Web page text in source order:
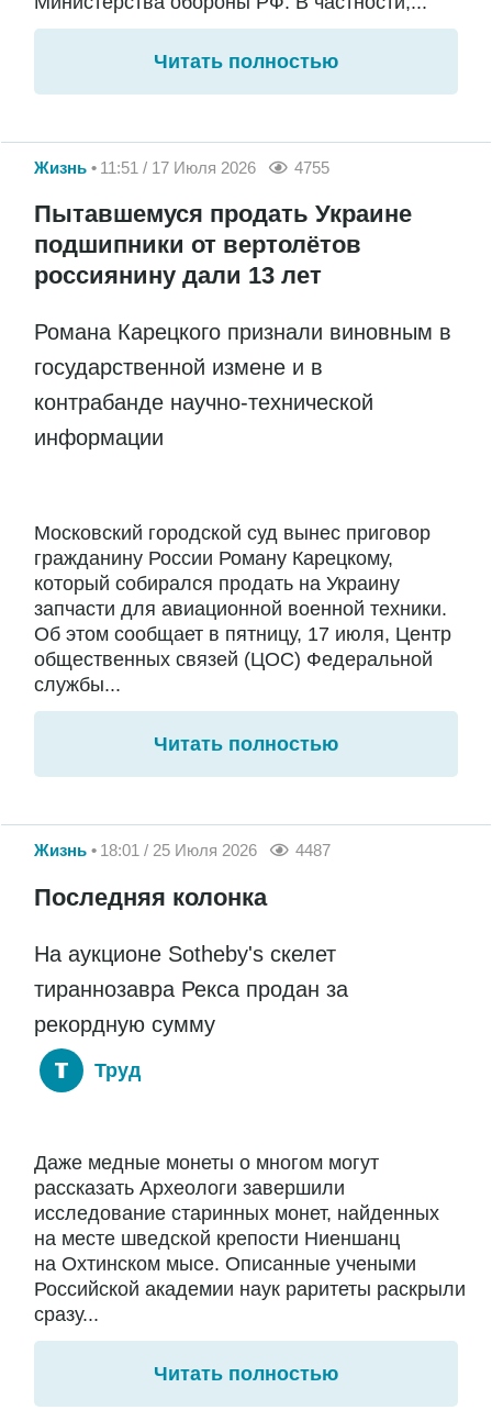
Читать полностью
Жизнь 11:51 / 17 Июля 2026 4755
Пытавшемуся продать Украине
подшипники от вертолётов
россиянину дали 13 лет
Романа Карецкого признали виновным в
государственной измене и в
контрабанде научно-технической
информации
Московский городской суд вынес приговор
гражданину России Роману Карецкому,
который собирался продать на Украину
запчасти для авиационной военной техники.
Об этом сообщает в пятницу, 17 июля, Центр
общественных связей (ЦОС) Федеральной
службы...
Читать полностью
Жизнь 18:01 / 25 Июля 2026 4487
Последняя колонка
На аукционе Sotheby's скелет
тираннозавра Рекса продан за
рекордную сумму
Труд
Даже медные монеты о многом могут
рассказать Археологи завершили
исследование старинных монет, найденных
на месте шведской крепости Ниеншанц
на Охтинском мысе. Описанные учеными
Российской академии наук раритеты раскрыли
сразу...
Читать полностью